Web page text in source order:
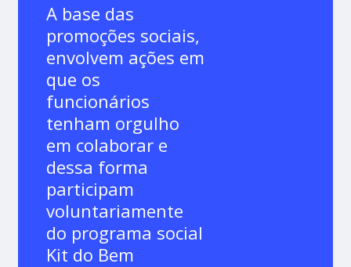
A base das
promoções sociais,
envolvem ações em
que os
funcionários
tenham orgulho
em colaborar e
dessa forma
participam
voluntariamente
do programa social
Kit do Bem